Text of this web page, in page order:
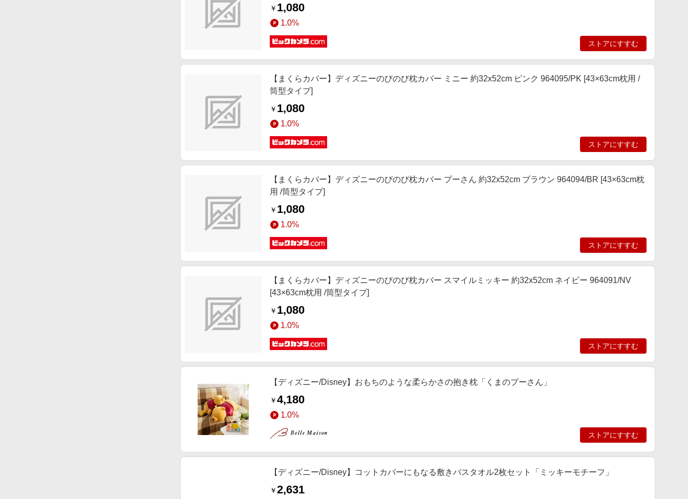
￥ 1,080
1.0%
ストアにすすむ
【まくらカバー】ディズニーのびのび枕カバー ミニー 約32x52cm ピンク 964095/PK [43×63cm枕用 /
筒型タイプ]
￥ 1,080
1.0%
ストアにすすむ
【まくらカバー】ディズニーのびのび枕カバー プーさん 約32x52cm ブラウン 964094/BR [43×63cm枕
用 /筒型タイプ]
￥ 1,080
1.0%
ストアにすすむ
【まくらカバー】ディズニーのびのび枕カバー スマイルミッキー 約32x52cm ネイビー 964091/NV
[43×63cm枕用 /筒型タイプ]
￥ 1,080
1.0%
ストアにすすむ
【ディズニー/Disney】おもちのような柔らかさの抱き枕「くまのプーさん」
￥4,180
1.0%
ストアにすすむ
【ディズニー/Disney】コットカバーにもなる敷きバスタオル2枚セット「ミッキーモチーフ」
￥2,631